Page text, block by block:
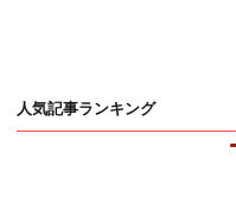
人気記事ランキング